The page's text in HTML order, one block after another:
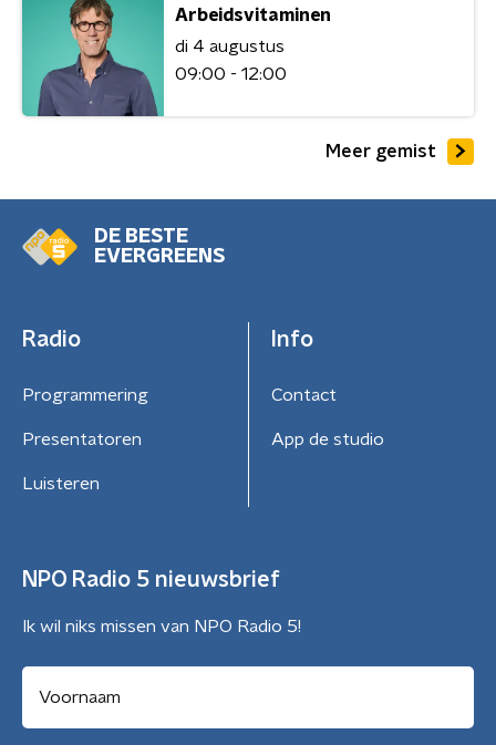
Arbeidsvitaminen
di 4 augustus
09:00 - 12:00
Meer gemist
DE BESTE
EVERGREENS
Radio
Programmering
Presentatoren
Luisteren
Info
Contact
App de studio
NPO Radio 5 nieuwsbrief
Ik wil niks missen van NPO Radio 5!